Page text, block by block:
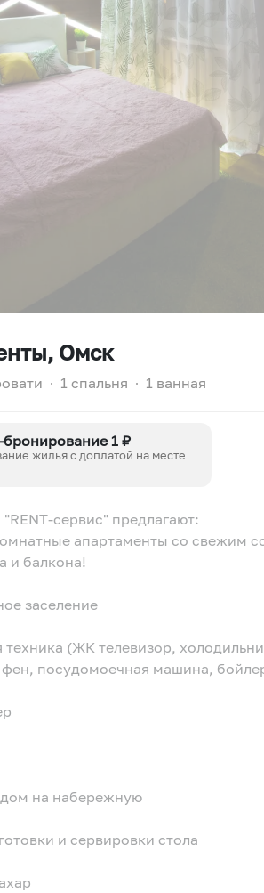
, Омск
∙ 1 спальня ∙ 1 ванная
1 ₽
жилья с доплатой на месте
сервис" предлагают:
апартаменты со свежим
и балкона!
заселение
техника (ЖК телевизор,
фен, посудомоечная машина,
на набережную
и сервировки стола